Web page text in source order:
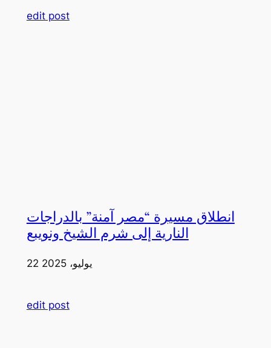
edit post
انطلاق مسيرة “مصر آمنة” بالدراجات
النارية إلى شرم الشيخ ونويبع
22 يوليو، 2025
edit post